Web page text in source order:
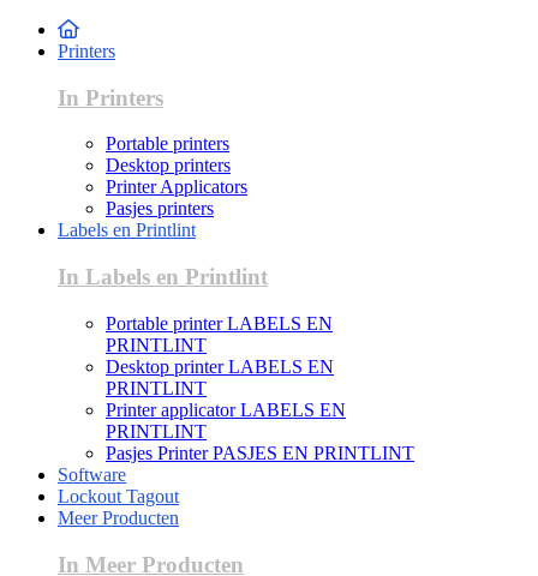
Printers
In Printers
Portable printers
Desktop printers
Printer Applicators
Pasjes printers
Labels en Printlint
In Labels en Printlint
Portable printer LABELS EN
PRINTLINT
Desktop printer LABELS EN
PRINTLINT
Printer applicator LABELS EN
PRINTLINT
Pasjes Printer PASJES EN PRINTLINT
Software
Lockout Tagout
Meer Producten
In Meer Producten